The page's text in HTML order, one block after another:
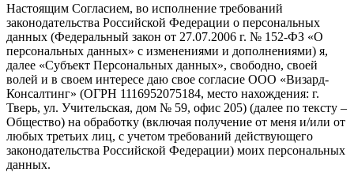
Настоящим Согласием, во исполнение требований
законодательства Российской Федерации о персональных
данных (Федеральный закон от 27.07.2006 г. № 152-ФЗ «О
персональных данных» с изменениями и дополнениями) я,
далее «Субъект Персональных данных», свободно, своей
волей и в своем интересе даю свое согласие ООО «Визард-
Консалтинг» (ОГРН 1116952075184, место нахождения: г.
Тверь, ул. Учительская, дом № 59, офис 205) (далее по тексту –
Общество) на обработку (включая получение от меня и/или от
любых третьих лиц, с учетом требований действующего
законодательства Российской Федерации) моих персональных
данных.